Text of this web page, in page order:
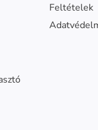
Feltételek